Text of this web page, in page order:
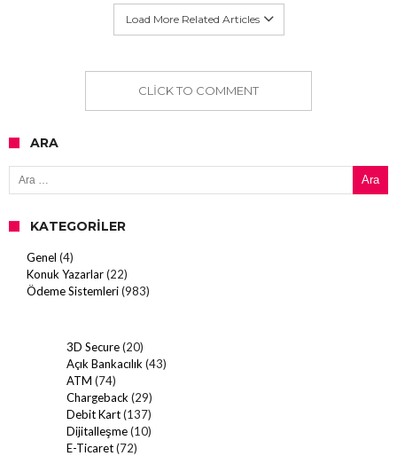
Load More Related Articles
CLICK TO COMMENT
ARA
Arama:
KATEGORILER
Genel (4)
Konuk Yazarlar(22)
Ödeme Sistemleri(983)
3D Secure(20)
Açık Bankacılık (43)
ATM (74)
Chargeback (29)
Debit Kart(137)
Dijitalleşme(10)
E-Ticaret(72)